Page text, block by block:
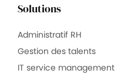
Solutions
Administratif RH
Gestion des talents
IT service management